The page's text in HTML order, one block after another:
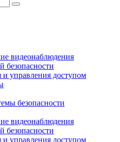
видеонаблюдения
безопасности
управления доступом
безопасности
видеонаблюдения
безопасности
управления доступом